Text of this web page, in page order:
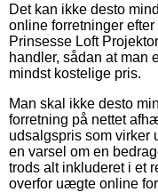
Det kan ikke desto
online forretninger
Prinsesse Loft
handler, sådan at man
mindst kostelige pris.
Man skal ikke desto
forretning på nettet
udsalgspris som virker
en varsel om en
trods alt inkluderet i et
overfor uægte online